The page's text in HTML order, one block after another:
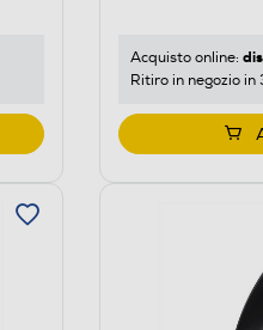
Acquisto online:
Ritiro in negozio